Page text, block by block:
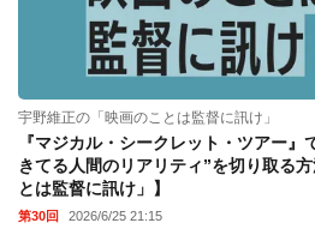
宇野維正の「映画のことは監督に訊け」
『マジカル・シークレット・ツアー』
きてる人間のリアリティ”を切り取る
とは監督に訊け」】
第30回 2026/6/25 21:15